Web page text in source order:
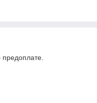
предоплате.